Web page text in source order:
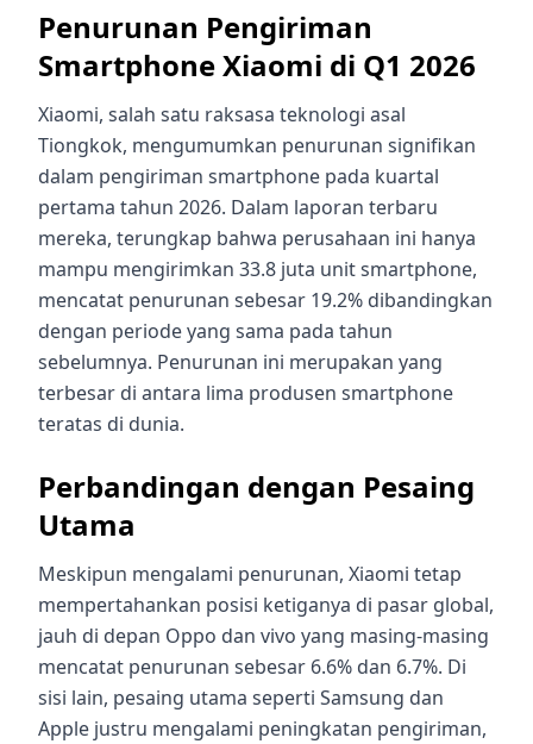
Penurunan Pengiriman
Smartphone Xiaomi di Q1 2026
Xiaomi, salah satu raksasa teknologi asal
Tiongkok, mengumumkan penurunan signifikan
dalam pengiriman smartphone pada kuartal
pertama tahun 2026. Dalam laporan terbaru
mereka, terungkap bahwa perusahaan ini hanya
mampu mengirimkan 33.8 juta unit smartphone,
mencatat penurunan sebesar 19.2% dibandingkan
dengan periode yang sama pada tahun
sebelumnya. Penurunan ini merupakan yang
terbesar di antara lima produsen smartphone
teratas di dunia.
Perbandingan dengan Pesaing
Utama
Meskipun mengalami penurunan, Xiaomi tetap
mempertahankan posisi ketiganya di pasar global,
jauh di depan Oppo dan vivo yang masing-masing
mencatat penurunan sebesar 6.6% dan 6.7%. Di
sisi lain, pesaing utama seperti Samsung dan
Apple justru mengalami peningkatan pengiriman,